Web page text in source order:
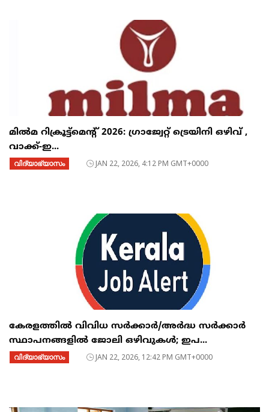
മിൽമ റിക്രൂട്ട്‌മെന്റ് 2026: ഗ്രാജ്വേറ്റ് ട്രെയിനി ഒഴിവ് ,
വാക്ക്-ഇ...
വിദ്യാഭ്യാസം JAN 22, 2026, 4:12 PM GMT+0000
കേരളത്തിൽ വിവിധ സർക്കാർ/അർദ്ധ സർക്കാർ
സ്ഥാപനങ്ങളിൽ ജോലി ഒഴിവുകൾ; ഇപ...
വിദ്യാഭ്യാസം JAN 22, 2026, 12:42 PM GMT+0000